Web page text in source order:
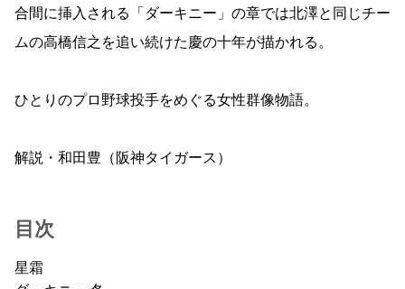
合間に挿入される「ダーキニー」の章では北澤と同じチー
ムの高橋信之を追い続けた慶の十年が描かれる。
ひとりのプロ野球投手をめぐる女性群像物語。
解説・和田豊（阪神タイガース）
目次
星霜